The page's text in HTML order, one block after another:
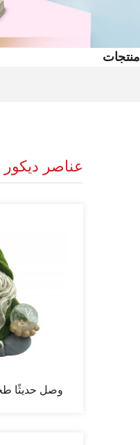
منتجات
عناصر ديكور
وصل حديثًا